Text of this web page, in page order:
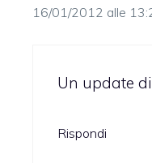
16/01/2012 alle
Un update
Rispondi